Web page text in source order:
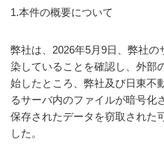
1.本件の概要について
弊社は、2026年5月9日、弊社
染していることを確認し、外部
始したところ、弊社及び日東不
るサーバ内のファイルが暗号化
保存されたデータを窃取された
した。